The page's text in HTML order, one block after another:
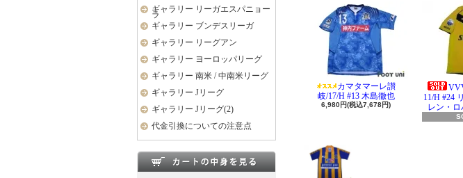
ギャラリー リーガエスパニョー
ラ
ギャラリー ブンデスリーガ
ギャラリー リーグアン
ギャラリー ヨーロッパリーグ
ギャラリー 南米 / 中南米リーグ
ギャラリー Jリーグ
ギャラリー Jリーグ(2)
代金引換についての注意点
カマタマーレ讃
岐/17/H #13 木島徹也
6,980円(税込7,678円)
11/H #24
レン・